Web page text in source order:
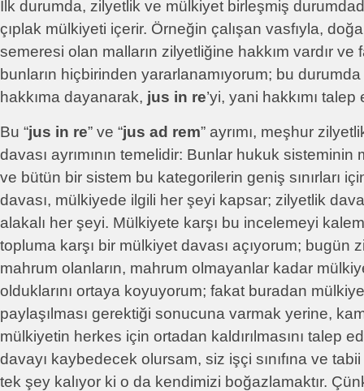
İlk durumda, zilyetlik ve mülkiyet birleşmiş
çıplak mülkiyeti içerir. Örneğin çalışan vasfıyla,
semeresi olan malların zilyetliğine hakkım vardır
bunların hiçbirinden yararlanamıyorum; bu durumda
hakkıma dayanarak, jus in re’yi, yani hakkımı
Bu “jus in re” ve “jus ad rem” ayrımı, meşhur
davası ayrımının temelidir: Bunlar hukuk
ve bütün bir sistem bu kategorilerin geniş sınırları
davası, mülkiyede ilgili her şeyi kapsar; zilyetlik
alakalı her şeyi. Mülkiyete karşı bu incelemeyi
topluma karşı bir mülkiyet davası açıyorum; bugün
mahrum olanların, mahrum olmayanlar kadar
olduklarını ortaya koyuyorum; fakat buradan
paylaşılması gerektiği sonucuna varmak yerine,
mülkiyetin herkes için ortadan kaldırılmasını talep
davayı kaybedecek olursam, siz işçi sınıfına ve
tek şey kalıyor ki o da kendimizi boğazlamaktır.